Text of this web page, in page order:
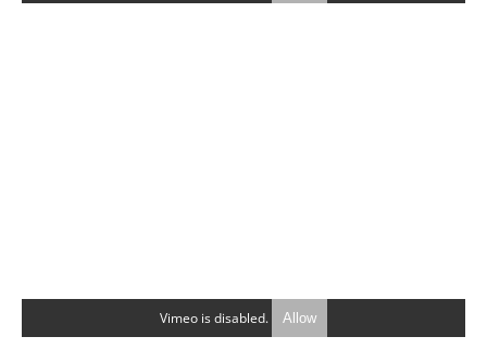
Vimeo is disabled. Allow